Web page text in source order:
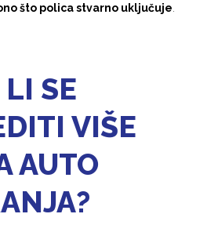
što polica stvarno uključuje
SE
VIŠE
AUTO